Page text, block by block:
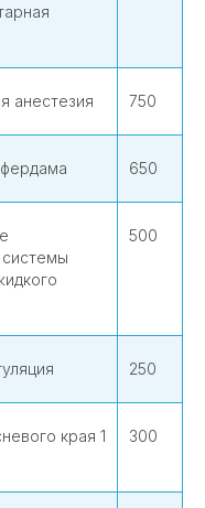
анестезия 750
650
500
250
края 1
300